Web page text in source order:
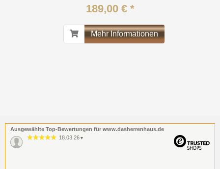
189,00 € *
Mehr Informationen
Ausgewählte Top-Bewertungen für www.dasherrenhaus.de
18.03.26 ▼